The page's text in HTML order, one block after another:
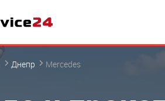
Днепр Mercedes